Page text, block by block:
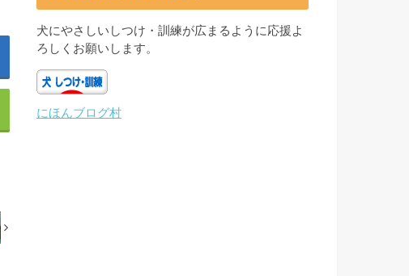
犬にやさしいしつけ・訓練が広まるように応援よ
ろしくお願いします。
にほんブログ村